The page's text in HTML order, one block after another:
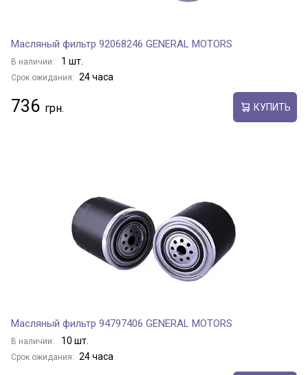
Масляный фильтр 92068246 GENERAL MOTORS
В наличии: 1 шт.
Срок ожидания: 24 часа
736 КУПИТЬ
Масляный фильтр 94797406 GENERAL MOTORS
В наличии: 10 шт.
Срок ожидания: 24 часа